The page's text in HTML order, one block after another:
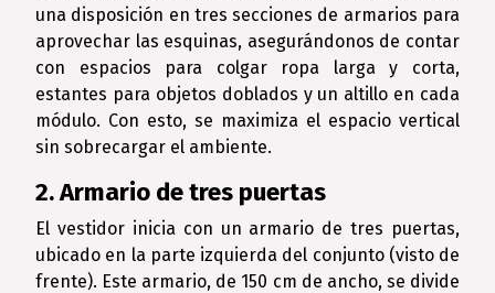
una disposición en tres secciones de armarios para
aprovechar las esquinas, asegurándonos de contar
con espacios para colgar ropa larga y corta,
estantes para objetos doblados y un altillo en cada
módulo. Con esto, se maximiza el espacio vertical
sin sobrecargar el ambiente.
2. Armario de tres puertas
El vestidor inicia con un armario de tres puertas,
ubicado en la parte izquierda del conjunto (visto de
frente). Este armario, de 150 cm de ancho, se divide